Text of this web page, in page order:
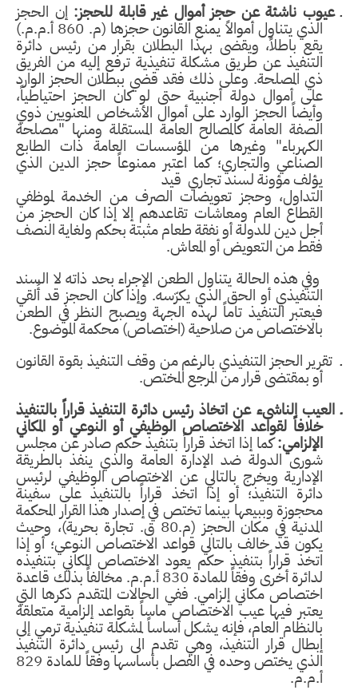
ـعيوب ناشئة عن حجز أموال غير قابلة للحجز: إن الحجز
الذي يتناول أموالاً يمنع القانون حجزها (م. 860 أ.م.م.)
يقع باطلاً، ويقضى بهذا البطلان بقرار من رئيس دائرة
التنفيذ عن طريق مشكلة تنفيذية ترفع إليه من الفريق
ذي المصلحة. وعلى ذلك فقد قضي ببطلان الحجز الوارد
على أموال دولة أجنبية حتى لو كان الحجز احتياطياً،
وأيضاً الحجز الوارد على أموال الأشخاص المعنويين ذوي
الصفة العامة كالمصالح العامة المستقلة ومنها "مصلحة
الكهرباء" وغيرها من المؤسسات العامة ذات الطابع
الصناعي والتجاري؛ كما اعتبر ممنوعاً حجز الدين الذي
يؤلف مؤونة لسند تجاري قيد
التداول، وحجز تعويضات الصرف من الخدمة لموظفي
القطاع العام ومعاشات تقاعدهم إلا إذا كان الحجز من
أجل دين للدولة أو نفقة طعام مثبتة بحكم ولغاية النصف
فقط من التعويض أو المعاش.
وفي هذه الحالة يتناول الطعن الإجراء بحد ذاته لا السند
التنفيذي أو الحق الذي يكرّسه. وإذا كان الحجز قد أُلقي
فيعتبر التنفيذ تاماً لهذه الجهة ويصبح النظر في الطعن
بالاختصاص من صلاحية (اختصاص) محكمة الموضوع.
ـ تقرير الحجز التنفيذي بالرغم من وقف التنفيذ بقوة القانون
أو بمقتضى قرار من المرجع المختص.
ـ العيب الناشىء عن اتخاذ رئيس دائرة التنفيذ قراراً بالتنفيذ
خلافاً لقواعد الاختصاص الوظيفي أو النوعي أو المكاني
الإلزامي:كما إذا اتخذ قراراً بتنفيذ حكم صادر عن مجلس
شورى الدولة ضد الإدارة العامة والذي ينفذ بالطريقة
الإدارية ويخرج بالتالي عن الاختصاص الوظيفي لرئيس
دائرة التنفيذ؛ أو إذا اتخذ قراراً بالتنفيذ على سفينة
محجوزة وببيعها بينما تختص في إصدار هذا القرار المحكمة
المدنية في مكان الحجز (م.80 ق. تجارة بحرية)، وحيث
يكون قد خالف بالتالي قواعد الاختصاص النوعي؛ أو إذا
اتخذ قراراً بتنفيذ حكم يعود الاختصاص المكاني بتنفيذه
لدائرة أخرى وفقاً للمادة 830 أ.م.م. مخالفاًَ بذلك قاعدة
اختصاص مكاني إلزامي. ففي الحالات المتقدم ذكرها التي
يعتبر فيها عيب الاختصاص ماساً بقواعد إلزامية متعلقة
بالنظام العام، فإنه يشكل أساساً لمشكلة تنفيذية ترمي إلى
إبطال قرار التنفيذ، وهي تقدم الى رئيس دائرة التنفيذ
الذي يختص وحده في الفصل بأساسها وفقاً للمادة 829
أ.م.م.